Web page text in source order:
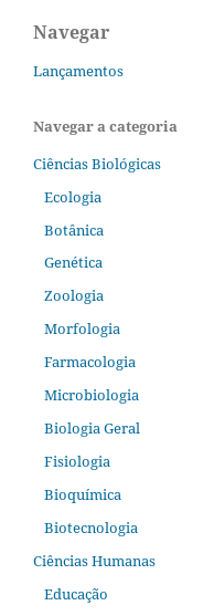
Navegar
Lançamentos
Navegar a categoria
Ciências Biológicas
Ecologia
Botânica
Genética
Zoologia
Morfologia
Farmacologia
Microbiologia
Biologia Geral
Fisiologia
Bioquímica
Biotecnologia
Ciências Humanas
Educação